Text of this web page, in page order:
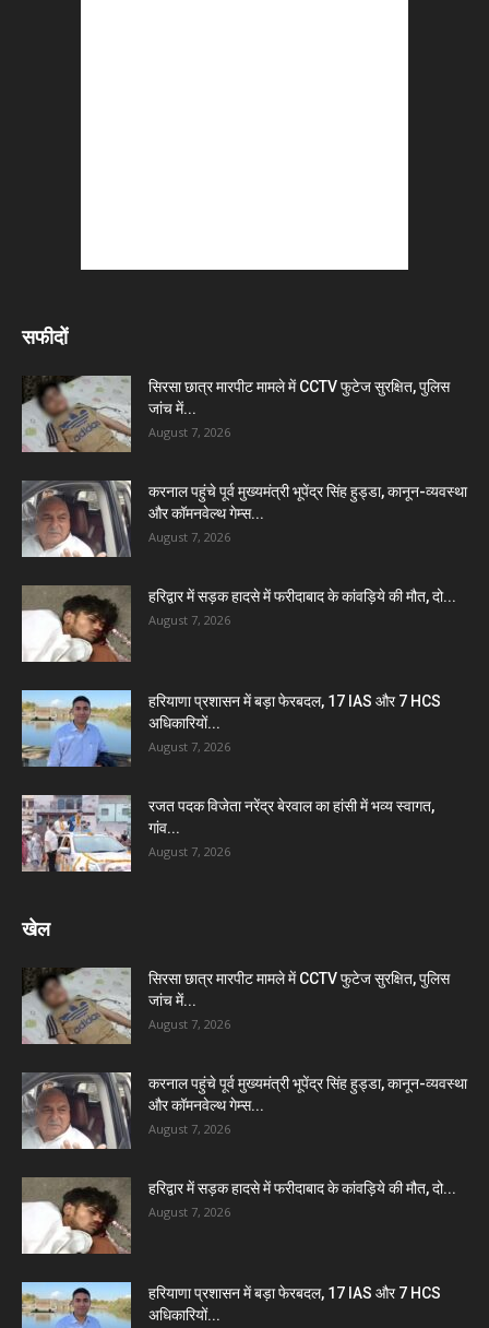
सफीदों
सिरसा छात्र मारपीट मामले में CCTV फुटेज सुरक्षित, पुलिस
जांच में...
August 7, 2026
करनाल पहुंचे पूर्व मुख्यमंत्री भूपेंद्र सिंह हुड्डा, कानून-व्यवस्था
और कॉमनवेल्थ गेम्स...
August 7, 2026
हरिद्वार में सड़क हादसे में फरीदाबाद के कांवड़िये की मौत, दो...
August 7, 2026
हरियाणा प्रशासन में बड़ा फेरबदल, 17 IAS और 7 HCS
अधिकारियों...
August 7, 2026
रजत पदक विजेता नरेंद्र बेरवाल का हांसी में भव्य स्वागत,
गांव...
August 7, 2026
खेल
सिरसा छात्र मारपीट मामले में CCTV फुटेज सुरक्षित, पुलिस
जांच में...
August 7, 2026
करनाल पहुंचे पूर्व मुख्यमंत्री भूपेंद्र सिंह हुड्डा, कानून-व्यवस्था
और कॉमनवेल्थ गेम्स...
August 7, 2026
हरिद्वार में सड़क हादसे में फरीदाबाद के कांवड़िये की मौत, दो...
August 7, 2026
हरियाणा प्रशासन में बड़ा फेरबदल, 17 IAS और 7 HCS
अधिकारियों...